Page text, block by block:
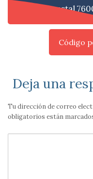
Código postal
Código
Deja una
Tu dirección de correo
obligatorios están